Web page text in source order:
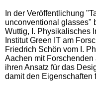
In der Veröffentlichung
unconventional glasses"
Wuttig, I. Physikalisches
Institut Green IT am
Friedrich Schön vom I.
Aachen mit
ihren Ansatz für das
damit den Eigenschaften